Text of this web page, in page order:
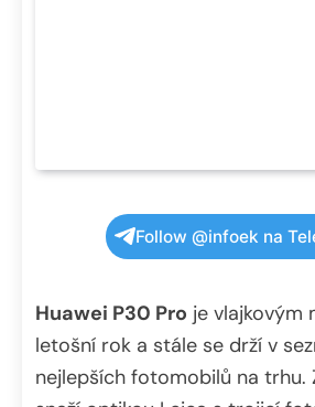
Follow @infoek na
Huawei P30 Pro je vlajkovým
letošní rok a stále se drží v
nejlepších fotomobilů na trhu.